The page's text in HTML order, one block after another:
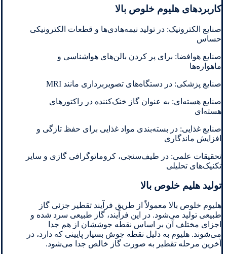
کاربردهای هلیوم خلوص بالا
صنایع الکترونیک: در تولید نیمه‌هادی‌ها و قطعات الکترونیکی
حساس
صنایع هوافضا: برای پر کردن بالن‌های هواشناسی و
ماهواره‌ها
صنایع پزشکی: در دستگاه‌های تصویربرداری مانند MRI
صنایع هسته‌ای: به عنوان گاز خنک‌کننده در راکتورهای
هسته‌ای
صنایع غذایی: در بسته‌بندی مواد غذایی برای حفظ تازگی و
افزایش ماندگاری
تحقیقات علمی: در طیف‌سنجی، کروماتوگرافی گازی و سایر
تکنیک‌های تحلیلی
تولید هلیم خلوص بالا
هلیوم خلوص بالا معمولاً از طریق فرآیند تقطیر جزئی گاز
طبیعی تولید می‌شود. در این فرآیند، گاز طبیعی سرد شده و
اجزای مختلف آن بر اساس نقطه جوششان از هم جدا
می‌شوند. هلیوم به دلیل نقطه جوش بسیار پایینی که دارد، در
آخرین مرحله تقطیر به صورت گاز خالص جدا می‌شود.